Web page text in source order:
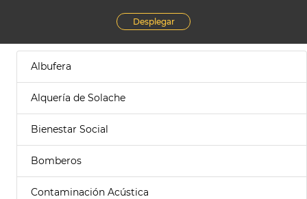
Desplegar
Albufera
Alquería de Solache
Bienestar Social
Bomberos
Contaminación Acústica